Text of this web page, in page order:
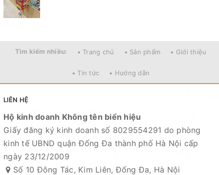
Tìm kiếm nhiều: • Trang chủ • Sản phẩm • Giới thiệu
• Tin tức • Hướng dẫn
LIÊN HỆ
Hộ kinh doanh Không tên biển hiệu
Giấy đăng ký kinh doanh số 8029554291 do phòng
kinh tế UBND quận Đống Đa thành phố Hà Nội cấp
ngày 23/12/2009
Số 10 Đông Tác, Kim Liên, Đống Đa, Hà Nội